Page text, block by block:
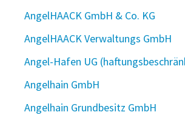
AngelHAACK GmbH & Co. KG
AngelHAACK Verwaltungs GmbH
Angel-Hafen UG
Angelhain GmbH
Angelhain Grundbesitz GmbH